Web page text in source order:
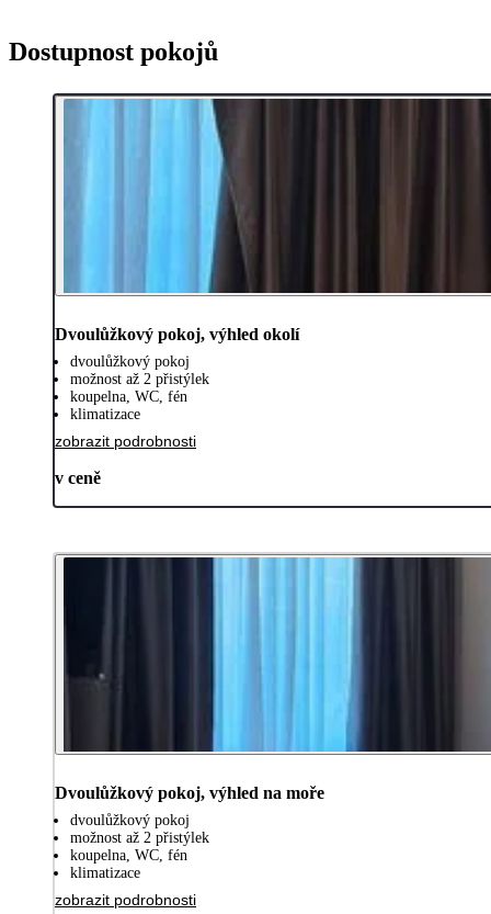
Dostupnost pokojů
Dvoulůžkový pokoj, výhled okolí
dvoulůžkový pokoj
možnost až 2 přistýlek
koupelna, WC, fén
klimatizace
zobrazit podrobnosti
v ceně
Dvoulůžkový pokoj, výhled na moře
dvoulůžkový pokoj
možnost až 2 přistýlek
koupelna, WC, fén
klimatizace
zobrazit podrobnosti